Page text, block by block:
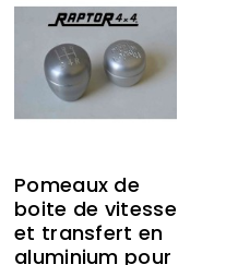
Pomeaux de
boite de vitesse
et transfert en
aluminium pour